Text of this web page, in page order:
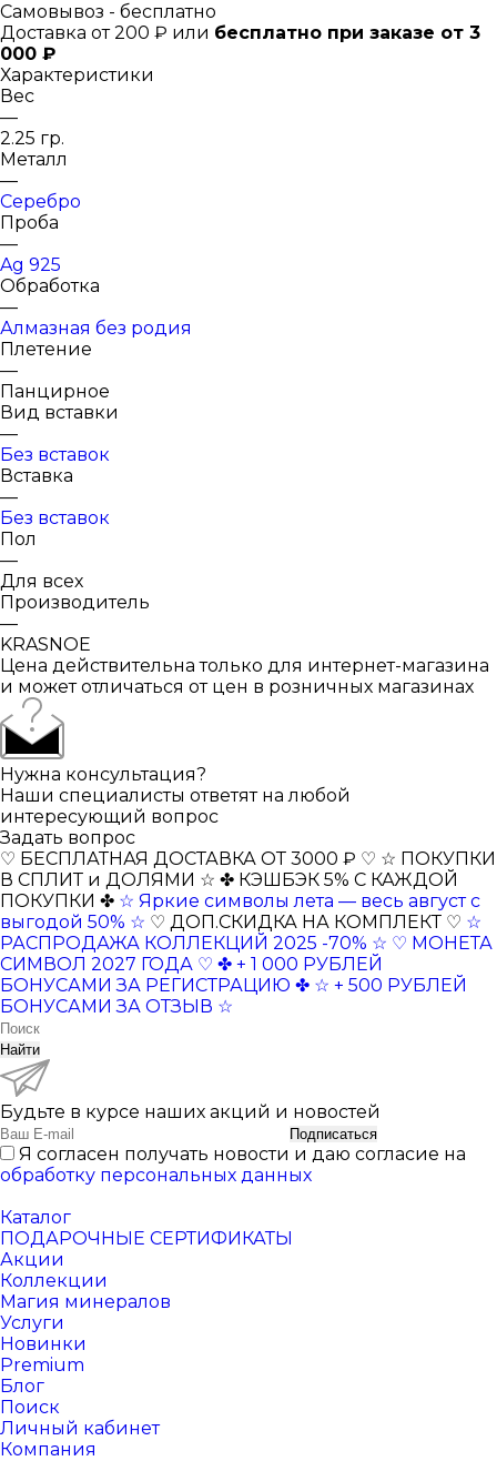
Самовывоз - бесплатно
Доставка от 200 ₽ или бесплатно при заказе от 3
000 ₽
Характеристики
Вес
—
2.25 гр.
Металл
—
Серебро
Проба
—
Ag 925
Обработка
—
Алмазная без родия
Плетение
—
Панцирное
Вид вставки
—
Без вставок
Вставка
—
Без вставок
Пол
—
Для всех
Производитель
—
KRASNOE
Цена действительна только для интернет-магазина
и может отличаться от цен в розничных магазинах
Нужна консультация?
Наши специалисты ответят на любой
интересующий вопрос
Задать вопрос
♡ БЕСПЛАТНАЯ ДОСТАВКА ОТ 3000 ₽ ♡ ☆ ПОКУПКИ
В СПЛИТ и ДОЛЯМИ ☆ ✤ КЭШБЭК 5% С КАЖДОЙ
ПОКУПКИ ✤ ☆ Яркие символы лета — весь август с
выгодой 50% ☆ ♡ ДОП.СКИДКА НА КОМПЛЕКТ ♡ ☆
РАСПРОДАЖА КОЛЛЕКЦИЙ 2025 -70% ☆ ♡ МОНЕТА
СИМВОЛ 2027 ГОДА ♡ ✤ + 1 000 РУБЛЕЙ
БОНУСАМИ ЗА РЕГИСТРАЦИЮ ✤ ☆ + 500 РУБЛЕЙ
БОНУСАМИ ЗА ОТЗЫВ ☆
Найти
Будьте в курсе наших акций и новостей
Подписаться
Я согласен получать новости и даю согласие на
обработку персональных данных
Каталог
ПОДАРОЧНЫЕ СЕРТИФИКАТЫ
Акции
Коллекции
Магия минералов
Услуги
Новинки
Premium
Блог
Поиск
Личный кабинет
Компания